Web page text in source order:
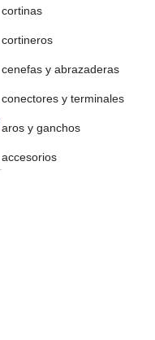
cortinas
cortineros
cenefas y abrazaderas
conectores y terminales
aros y ganchos
accesorios